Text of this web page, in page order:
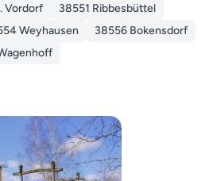
Vordorf
38551 Ribbesbüttel
Weyhausen
38556 Bokensdorf